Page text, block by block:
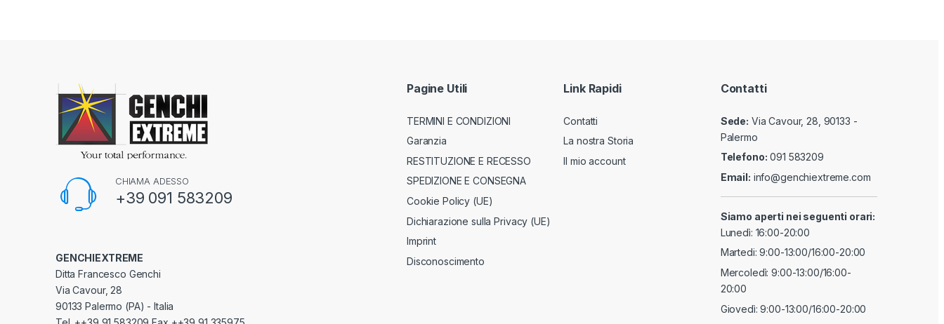
CHIAMA ADESSO
+39 091 583209
GENCHIEXTREME
Ditta Francesco Genchi
Via Cavour, 28
90133 Palermo (PA) - Italia
Pagine Utili
TERMINI E CONDIZIONI
Garanzia
RESTITUZIONE E RECESSO
SPEDIZIONE E CONSEGNA
Cookie Policy (UE)
Dichiarazione sulla Privacy (UE)
Imprint
Disconoscimento
Link Rapidi
Contatti
La nostra Storia
Il mio account
Contatti
Sede: Via Cavour, 28, 90133 -
Palermo
Telefono: 091 583209
Email: info@genchiextreme.com
Siamo aperti nei seguenti orari:
Lunedì: 16:00-20:00
Martedi: 9:00-13:00/16:00-20:00
Mercoledì: 9:00-13:00/16:00-
20:00
Giovedì: 9:00-13:00/16:00-20:00